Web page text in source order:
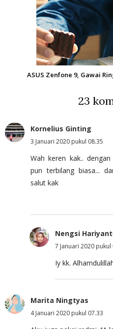
ASUS Zenfone 9, Gawai
23
Kornelius Ginting
3 Januari 2020 pukul 08.35
Wah keren kak..
pun terbilang biasa...
salut kak
Nengsi
7 Januari 2020 pukul
Iy kk.
Marita Ningtyas
4 Januari 2020 pukul 07.33